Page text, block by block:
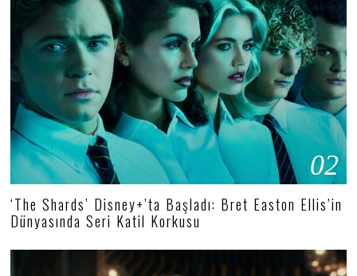
02
‘The Shards’ Disney+’ta Başladı: Bret Easton Ellis’in
Dünyasında Seri Katil Korkusu